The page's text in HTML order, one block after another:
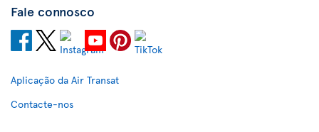
Fale connosco
Aplicação da Air Transat
Contacte-nos